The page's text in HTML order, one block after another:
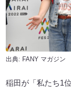
出典: FANY マガジン
稲田が「私たち1